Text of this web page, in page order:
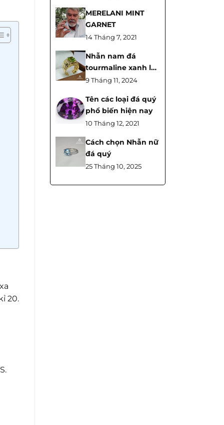
20.
MERELANI MINT
GARNET
14 Tháng 7, 2021
Nhẫn nam đá
tourmaline xanh lá
cây đẹp và ý nghĩa
9 Tháng 11, 2024
Tên các loại đá quý
phổ biến hiện nay
10 Tháng 12, 2021
Cách chọn Nhẫn nữ
đá quý
25 Tháng 10, 2025